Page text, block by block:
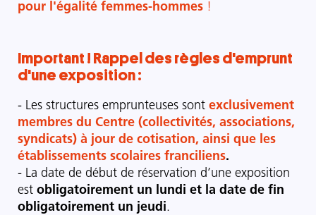
pour l'égalité femmes-hommes !
Important ! Rappel des règles d'emprunt
d'une exposition :
- Les structures emprunteuses sont exclusivement
membres du Centre (collectivités, associations,
syndicats) à jour de cotisation, ainsi que les
établissements scolaires franciliens.
- La date de début de réservation d’une exposition
est obligatoirement un lundi et la date de fin
obligatoirement un jeudi.